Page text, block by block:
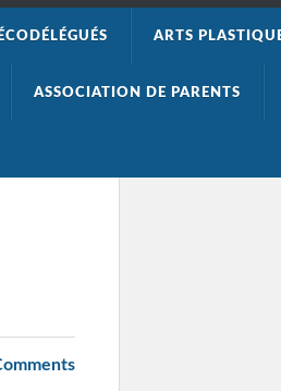
ARTS
ASSOCIATION DE PARENTS